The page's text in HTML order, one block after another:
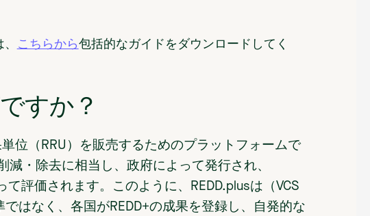
こちらから包括的なガイドをダウンロードしてく
すか？
単位（RRU）を販売するためのプラットフォームで
減・除去に相当し、政府によって発行され、
て評価されます。このように、REDD.plusは（VCS
ではなく、各国がREDD+の成果を登録し、自発的な